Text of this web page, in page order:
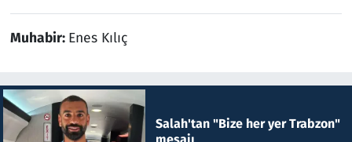
Muhabir: Enes Kılıç
Salah'tan "Bize her yer Trabzon"